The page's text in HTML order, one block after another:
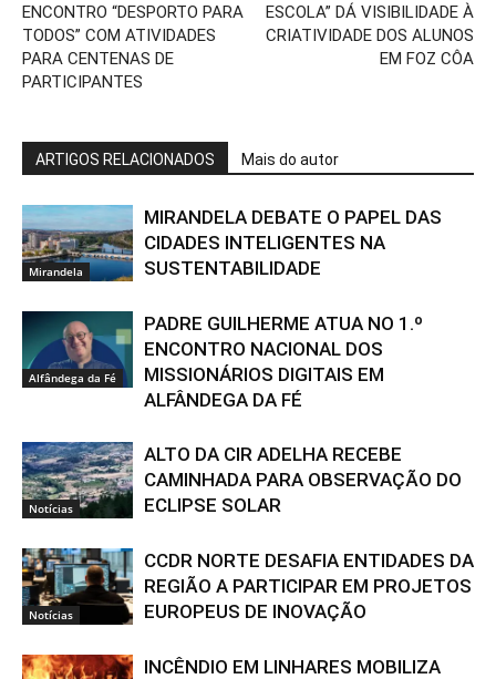
ENCONTRO “DESPORTO PARA
TODOS” COM ATIVIDADES
PARA CENTENAS DE
PARTICIPANTES
ESCOLA” DÁ VISIBILIDADE À
CRIATIVIDADE DOS ALUNOS
EM FOZ CÔA
ARTIGOS RELACIONADOS Mais do autor
Mirandela
MIRANDELA DEBATE O PAPEL DAS
CIDADES INTELIGENTES NA
SUSTENTABILIDADE
Alfândega da Fé
PADRE GUILHERME ATUA NO 1.º
ENCONTRO NACIONAL DOS
MISSIONÁRIOS DIGITAIS EM
ALFÂNDEGA DA FÉ
Notícias
ALTO DA CIR ADELHA RECEBE
CAMINHADA PARA OBSERVAÇÃO DO
ECLIPSE SOLAR
Notícias
CCDR NORTE DESAFIA ENTIDADES DA
REGIÃO A PARTICIPAR EM PROJETOS
EUROPEUS DE INOVAÇÃO
INCÊNDIO EM LINHARES MOBILIZA